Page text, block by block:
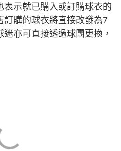
表示就已購入或訂購球衣的
訂購的球衣將直接改發為7
亦可直接透過球團更換，